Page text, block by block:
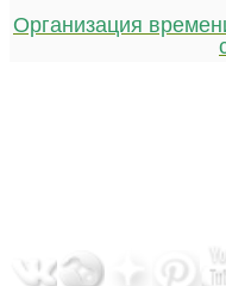
Организация